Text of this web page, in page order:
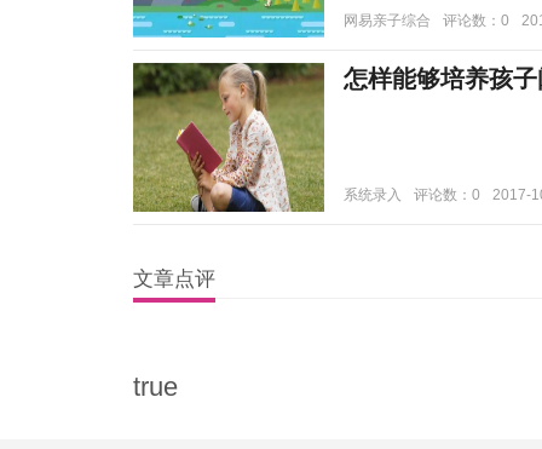
网易亲子综合 评论数：0
怎样能够培养孩
系统录入 评论数：0 2017-
文章点评
true